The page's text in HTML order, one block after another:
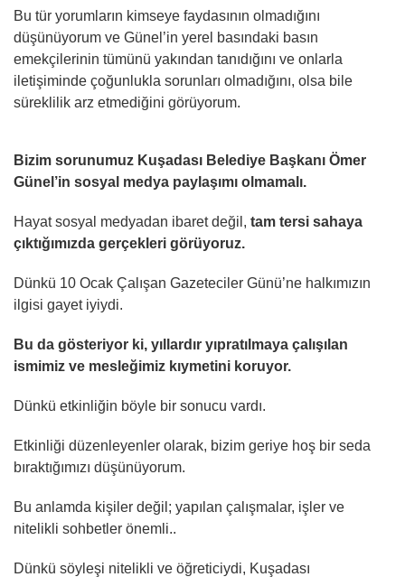
Bu tür yorumların kimseye faydasının olmadığını
düşünüyorum ve Günel’in yerel basındaki basın
emekçilerinin tümünü yakından tanıdığını ve onlarla
iletişiminde çoğunlukla sorunları olmadığını, olsa bile
süreklilik arz etmediğini görüyorum.
Bizim sorunumuz Kuşadası Belediye Başkanı Ömer
Günel’in sosyal medya paylaşımı olmamalı.
Hayat sosyal medyadan ibaret değil, tam tersi sahaya
çıktığımızda gerçekleri görüyoruz.
Dünkü 10 Ocak Çalışan Gazeteciler Günü’ne halkımızın
ilgisi gayet iyiydi.
Bu da gösteriyor ki, yıllardır yıpratılmaya çalışılan
ismimiz ve mesleğimiz kıymetini koruyor.
Dünkü etkinliğin böyle bir sonucu vardı.
Etkinliği düzenleyenler olarak, bizim geriye hoş bir seda
bıraktığımızı düşünüyorum.
Bu anlamda kişiler değil; yapılan çalışmalar, işler ve
nitelikli sohbetler önemli..
Dünkü söyleşi nitelikli ve öğreticiydi, Kuşadası